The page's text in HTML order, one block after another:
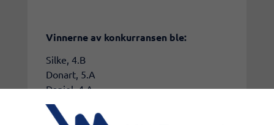
Vinnerne av konkurransen ble:
Silke, 4.B
Donart, 5.A
Daniel, 4.A
Julia, 0.A
Tereza, 0.B